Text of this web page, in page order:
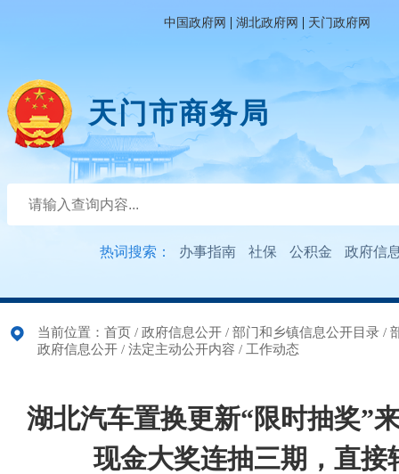
中国政府网 | 湖北政府网 | 天门政府网
天门市商务局
热词搜索： 办事指南 社保 公积金 政府信
当前位置： 首页 / 政府信息公开 / 部门和乡镇信息公开目录 /
政府信息公开 / 法定主动公开内容 / 工作动态
湖北汽车置换更新“限时抽奖”
现金大奖连抽三期，直接